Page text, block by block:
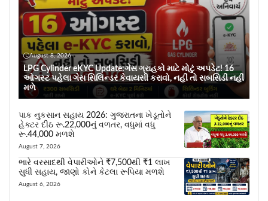
August 8, 2026
LPG Cylinder eKYC Update:ગેસ ગ્રાહકો માટે મોટું અપડેટ! 16
ઓગસ્ટ પહેલા ગેસ સિલિન્ડર કેવાયસી કરાવો, નહીં તો સબસિડી નહીં
મળે
પાક નુકસાન સહાય 2026: ગુજરાતના ખેડૂતોને
હેક્ટર દીઠ રૂ.22,000નું વળતર, વધુમાં વધુ
રૂ.44,000 મળશે
August 7, 2026
ભારે વરસાદથી વેપારીઓને ₹7,500થી ₹1 લાખ
સુધી સહાય, જાણો કોને કેટલા રૂપિયા મળશે
August 6, 2026